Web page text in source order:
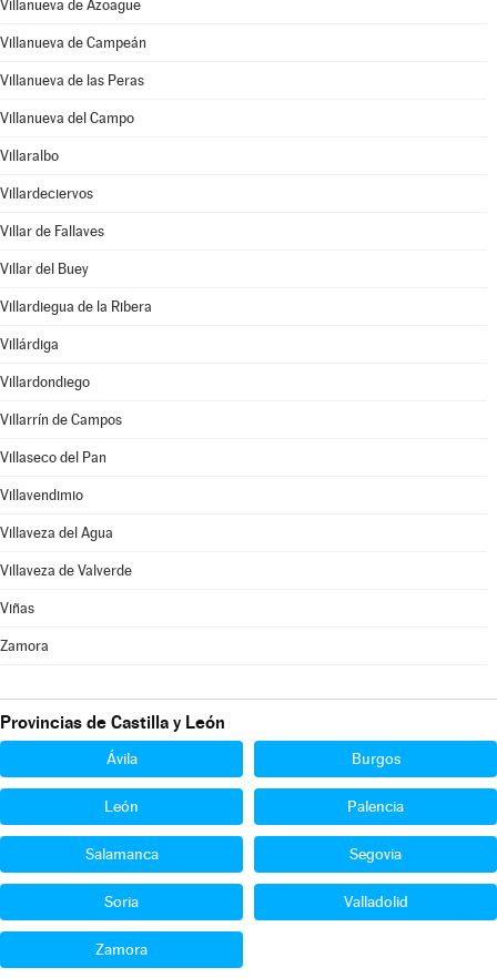
Villanueva de Azoague
Villanueva de Campeán
Villanueva de las Peras
Villanueva del Campo
Villaralbo
Villardeciervos
Villar de Fallaves
Villar del Buey
Villardiegua de la Ribera
Villárdiga
Villardondiego
Villarrín de Campos
Villaseco del Pan
Villavendimio
Villaveza del Agua
Villaveza de Valverde
Viñas
Zamora
Provincias de Castilla y León
Ávila Burgos
León Palencia
Salamanca Segovia
Soria Valladolid
Zamora